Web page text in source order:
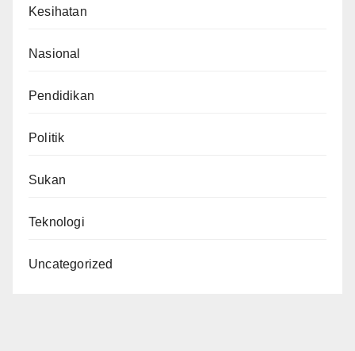
Kesihatan
Nasional
Pendidikan
Politik
Sukan
Teknologi
Uncategorized